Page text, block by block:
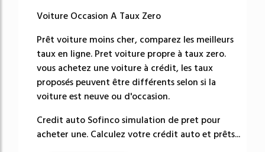
Voiture Occasion A Taux Zero
Prêt voiture moins cher, comparez les meilleurs
taux en ligne. Pret voiture propre à taux zero.
vous achetez une voiture à crédit, les taux
proposés peuvent être différents selon si la
voiture est neuve ou d'occasion.
Credit auto Sofinco simulation de pret pour
acheter une. Calculez votre crédit auto et prêts...